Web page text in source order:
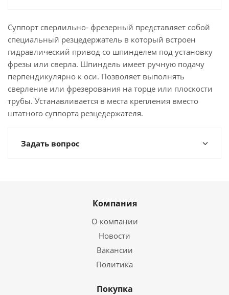
Суппорт сверлильно- фрезерный представляет собой
специальный резцедержатель в который встроен
гидравлический привод со шпинделем под установку
фрезы или сверла. Шпиндель имеет ручную подачу
перпендикулярно к оси. Позволяет выполнять
сверление или фрезерования на торце или плоскости
трубы. Устанавливается в места крепления вместо
штатного суппорта резцедержателя.
Задать вопрос
Компания
О компании
Новости
Вакансии
Политика
Покупка